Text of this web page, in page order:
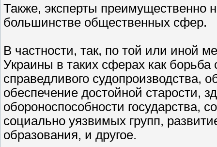
Также, эксперты преимущественно
большинстве общественных сфер.
В частности, так, по той или иной
Украины в таких сферах как
справедливого судопроизводства,
обеспечение достойной старости,
обороноспособности государства,
социально уязвимых групп,
образования, и другое.